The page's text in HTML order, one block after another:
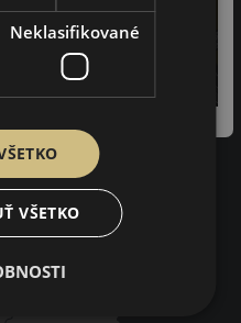
údajov
podmienky
od zmluvy
Neklasifikované
VŠETKO